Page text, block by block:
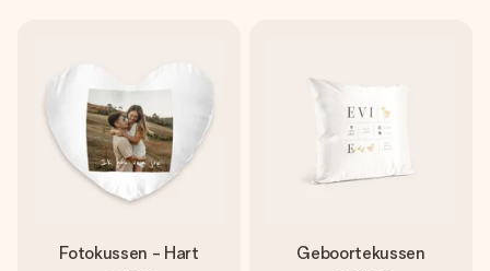
Fotokussen - Hart Geboortekussen